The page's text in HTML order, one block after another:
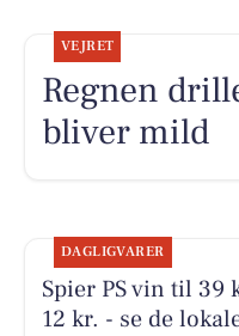
VEJRET
Regnen
bliver mild
DAGLIGVARER
Spier PS vin til 39
12 kr. - se de